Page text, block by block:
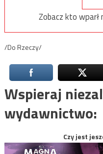
Zobacz kto wparł
/Do Rzeczy/
Wspieraj
wydawnictwo:
Czy jest